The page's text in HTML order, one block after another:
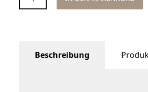
Beschreibung